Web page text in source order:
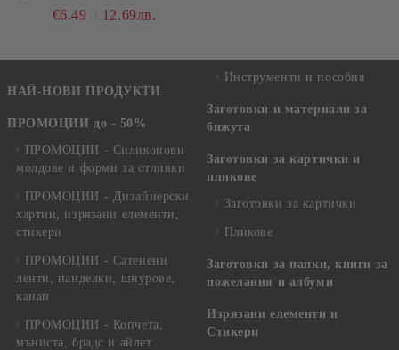
- MELODY OF THE
€6.49 12.69лв.
НАЙ-НОВИ ПРОДУКТИ
ПРОМОЦИИ до - 50%
ПРОМОЦИИ - Силиконови
молдове и форми за отливки
ПРОМОЦИИ - Дизайнерски
хартии, изрязани елементи,
стикери
ПРОМОЦИИ - Сатенени
ленти, панделки, шнурове,
канап
ПРОМОЦИИ - Копчета,
мъниста, брадс и айлет
Инструменти и пособия
Заготовки и материали за
бижута
Заготовки за картички и
пликове
Заготовки за картички
Пликове
Заготовки за папки, книги за
пожелания и албуми
Изрязани елементи и
Стикери